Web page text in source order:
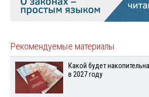
Рекомендуемые материалы
Какой будет
в 2027 году